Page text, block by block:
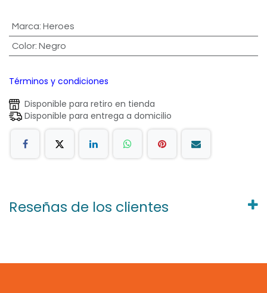
Marca: Heroes
Color: Negro
Términos y condiciones
Disponible para retiro en tienda
Disponible para entrega a domicilio
Reseñas de los clientes